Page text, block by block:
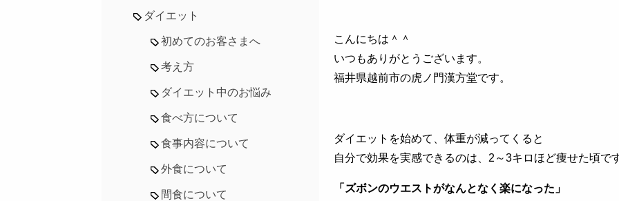
こんにちは＾＾
いつもありがとうございます。
福井県越前市の虎ノ門漢方堂です。
ダイエットを始めて、体重が減ってくると
自分で効果を実感できるのは、2～3キロほど痩せた頃で
「ズボンのウエストがなんとなく楽になった」
ダイエット
初めてのお客さまへ
考え方
ダイエット中のお悩み
食べ方について
食事内容について
外食について
間食について